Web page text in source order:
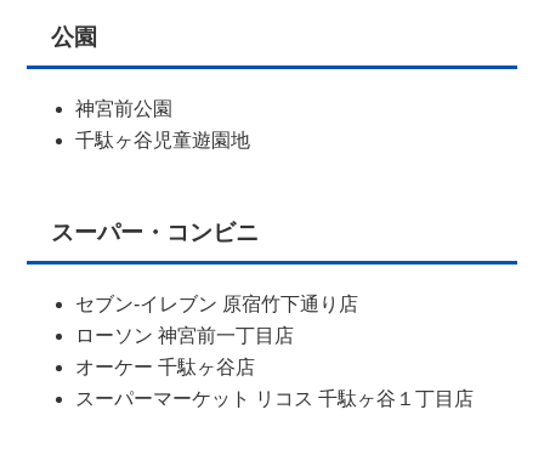
公園
神宮前公園
千駄ヶ谷児童遊園地
スーパー・コンビニ
セブン-イレブン 原宿竹下通り店
ローソン 神宮前一丁目店
オーケー 千駄ヶ谷店
スーパーマーケット リコス 千駄ヶ谷１丁目店